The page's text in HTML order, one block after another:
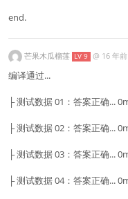
end.
芒果木瓜榴莲 LV 9 @ 16 年前
编译通过...
├ 测试数据 01：答案正确...
├ 测试数据 02：答案正确...
├ 测试数据 03：答案正确...
├ 测试数据 04：答案正确...